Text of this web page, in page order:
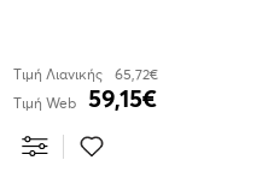
Τιμή Λιανικής
65,72€
Τιμή Web
59,15€